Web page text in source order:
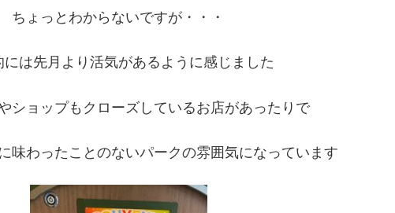
ちょっとわからないですが・・・
には先月より活気があるように感じました
ショップもクローズしているお店があったりで
味わったことのないパークの雰囲気になっています